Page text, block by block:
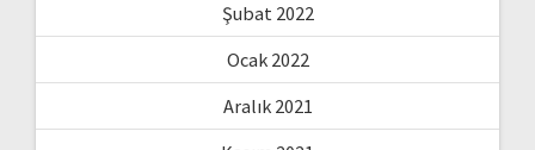
Şubat 2022
Ocak 2022
Aralık 2021